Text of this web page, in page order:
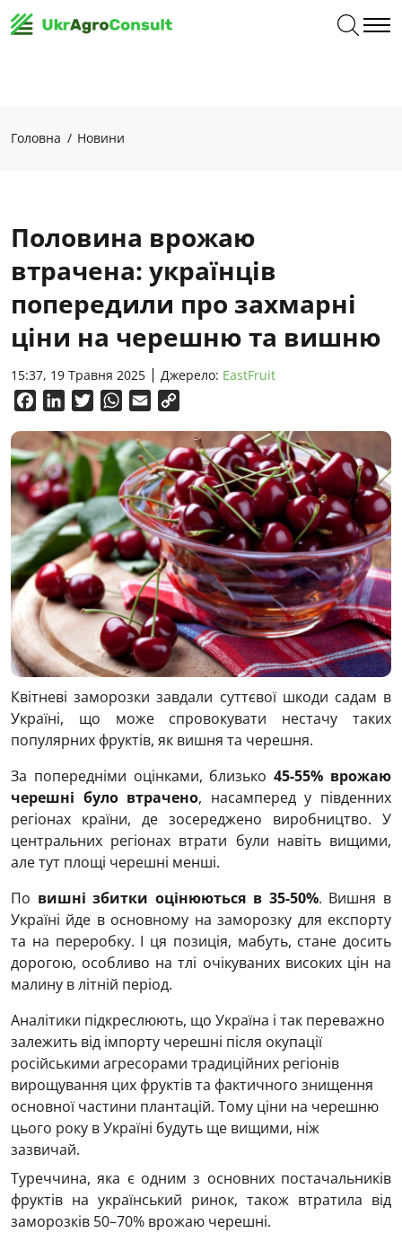
Головна Новини
Половина врожаю
втрачена: українців
попередили про захмарні
ціни на черешню та вишню
15:37, 19 Травня 2025 Джерело: EastFruit
FacebookLinkedInTwitterWhatsApp
Email
Квітневі заморозки завдали суттєвої шкоди садам в
Україні, що може спровокувати нестачу таких
популярних фруктів, як вишня та черешня.
За попередніми оцінками, близько45-55% врожаю
черешні було втрачено, насамперед у південних
регіонах країни, де зосереджено виробництво. У
центральних регіонах втрати були навіть вищими,
але тут площі черешні менші.
По вишні збитки оцінюються в 35-50%. Вишня в
Україні йде в основному на заморозку для експорту
та на переробку. І ця позиція, мабуть, стане досить
дорогою, особливо на тлі очікуваних високих цін на
малину в літній період.
Аналітики підкреслюють, що Україна і так переважно
залежить від імпорту черешні після окупації
російськими агресорами традиційних регіонів
вирощування цих фруктів та фактичного знищення
основної частини плантацій. Тому ціни на черешню
цього року в Україні будуть ще вищими, ніж
зазвичай.
Туреччина, яка є одним з основних постачальників
фруктів на український ринок, також втратила від
заморозків 50–70% врожаю черешні.